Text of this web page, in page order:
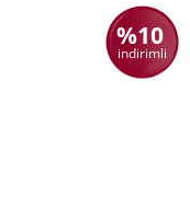
%10
indirimli